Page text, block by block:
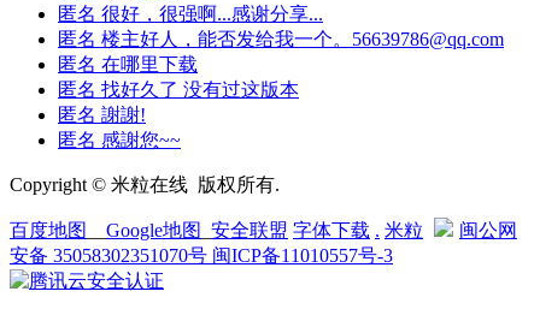
匿名 很好，很强啊...感谢分享...
匿名 楼主好人，能否发给我一个。56639786@qq.com
匿名 在哪里下载
匿名 找好久了 没有过这版本
匿名 謝謝!
匿名 感謝您~~
Copyright © 米粒在线 版权所有.
百度地图 Google地图 安全联盟 字体下载 . 米粒
闽公网
安备 35058302351070号 闽ICP备11010557号-3